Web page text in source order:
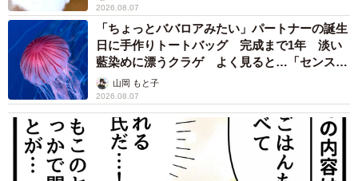
2026.08.07
「ちょっとババロアみたい」パートナーの誕生
日に手作りトートバッグ 完成まで1年 淡い
藍染めに漂うクラゲ よく見ると…「センスす
ごい」山岡 もと子
2026.08.07